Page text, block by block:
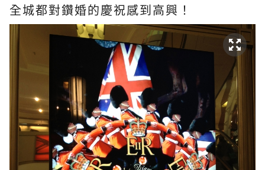
全城都對鑽婚的慶祝感到高興！